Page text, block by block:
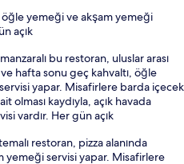
yemeği ve akşam yemeği
açık
bu restoran, uluslar arası
hafta sonu geç kahvaltı, öğle
yapar. Misafirlere barda içecek
olması kaydıyla, açık havada
vardır. Her gün açık
restoran, pizza alanında
yemeği servisi yapar. Misafirlere